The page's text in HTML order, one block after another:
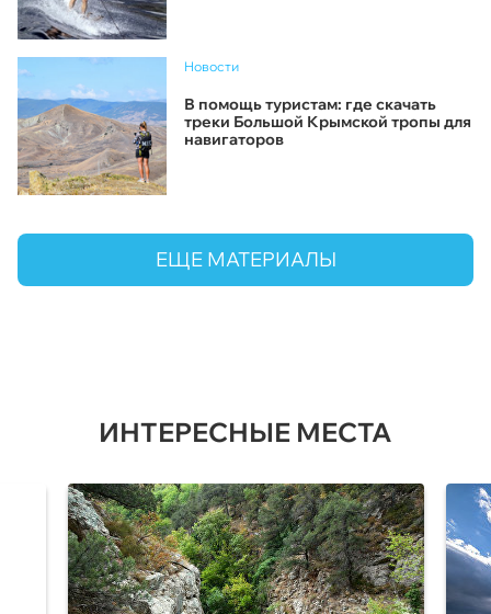
Новости
В помощь туристам: где скачать
треки Большой Крымской тропы для
навигаторов
ЕЩЕ МАТЕРИАЛЫ
ИНТЕРЕСНЫЕ МЕСТА